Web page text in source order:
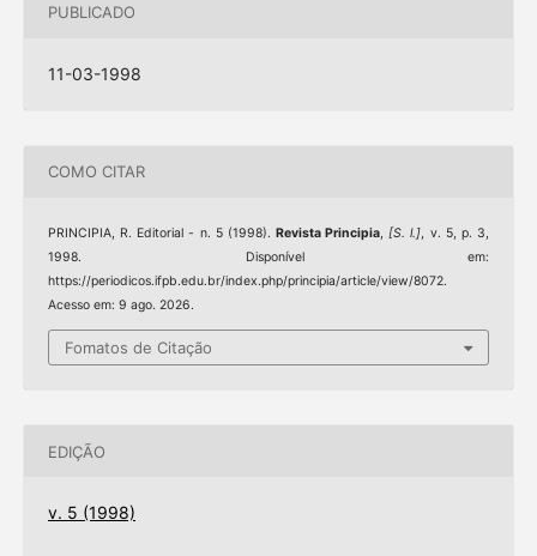
PUBLICADO
11-03-1998
COMO CITAR
PRINCIPIA, R. Editorial - n. 5 (1998). Revista Principia,[S. l.], v. 5, p. 3,
1998. Disponível em:
https://periodicos.ifpb.edu.br/index.php/principia/article/view/8072.
Acesso em: 9 ago. 2026.
Fomatos de Citação
EDIÇÃO
v. 5 (1998)